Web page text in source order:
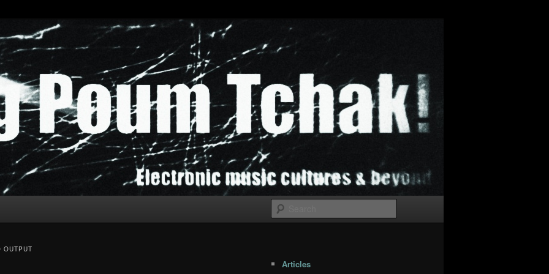
OUTPUT
Articles